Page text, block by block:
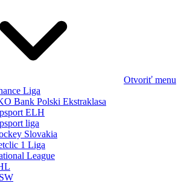
Otvoriť menu
Liga
Bank Polski Ekstraklasa
ELH
liga
Slovakia
1 Liga
League